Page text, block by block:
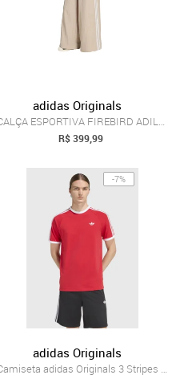
adidas Originals
CALÇA ESPORTIVA FIREBIRD ADILENIUM adida...
R$ 399,99
-7%
adidas Originals
Camiseta adidas Originals 3 Stripes Vermelha